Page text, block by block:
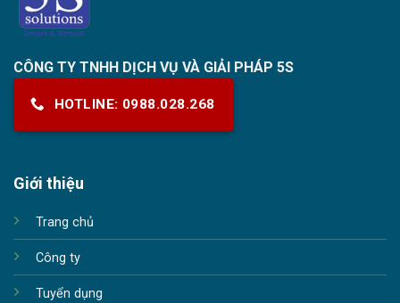
CÔNG TY TNHH DỊCH VỤ VÀ GIẢI PHÁP 5S
HOTLINE: 0988.028.268
Giới thiệu
Trang chủ
Công ty
Tuyển dụng